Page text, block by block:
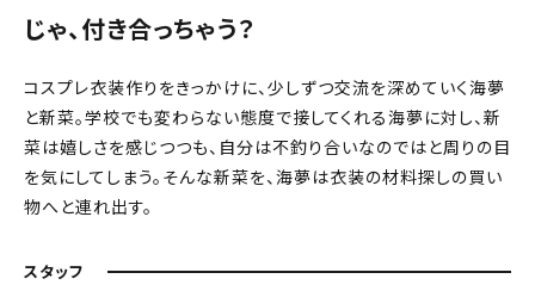
じゃ、付き合っちゃう？
コスプレ衣装作りをきっかけに、少しずつ交流を深めていく海夢
と新菜。学校でも変わらない態度で接してくれる海夢に対し、新
菜は嬉しさを感じつつも、自分は不釣り合いなのではと周りの目
を気にしてしまう。そんな新菜を、海夢は衣装の材料探しの買い
物へと連れ出す。
スタッフ